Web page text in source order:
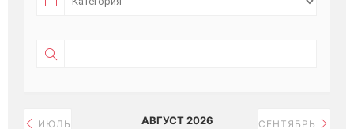
ИЮЛЬ АВГУСТ 2026 СЕНТЯБРЬ